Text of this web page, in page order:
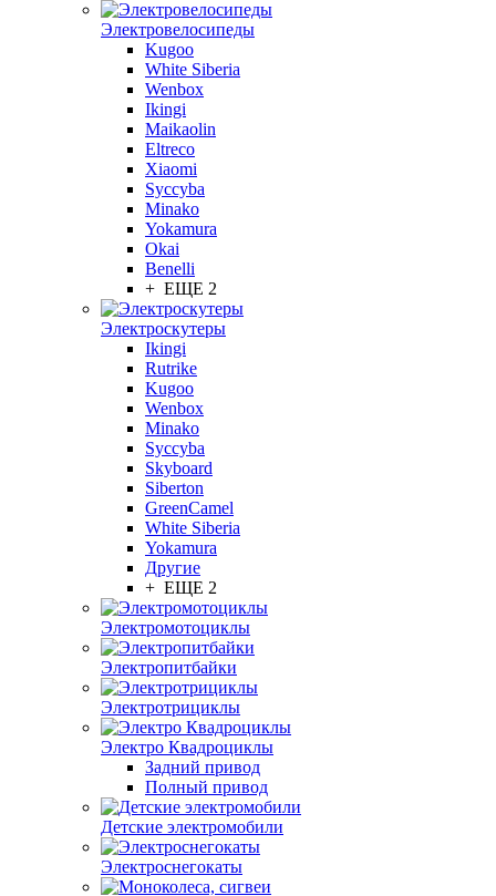
Электровелосипеды
Kugoo
White Siberia
Wenbox
Ikingi
Maikaolin
Eltreco
Xiaomi
Syccyba
Minako
Yokamura
Okai
Benelli
+ ЕЩЕ 2
Электроскутеры
Ikingi
Rutrike
Kugoo
Wenbox
Minako
Syccyba
Skyboard
Siberton
GreenCamel
White Siberia
Yokamura
Другие
+ ЕЩЕ 2
Электромотоциклы
Электропитбайки
Электротрициклы
Электро Квадроциклы
Задний привод
Полный привод
Детские электромобили
Электроснегокаты